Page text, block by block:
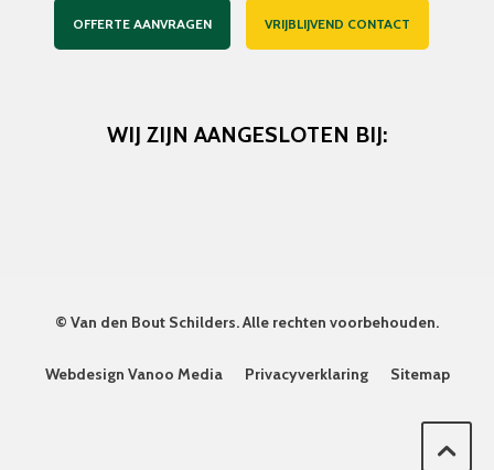
OFFERTE AANVRAGEN VRIJBLIJVEND CONTACT
WIJ ZIJN AANGESLOTEN BIJ:
© Van den Bout Schilders. Alle rechten voorbehouden.
Webdesign Vanoo Media Privacyverklaring Sitemap